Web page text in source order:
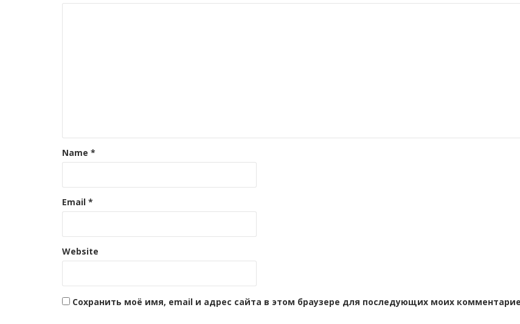
Name *
Email *
Website
Сохранить моё имя, email и адрес сайта в этом браузере для последующих моих